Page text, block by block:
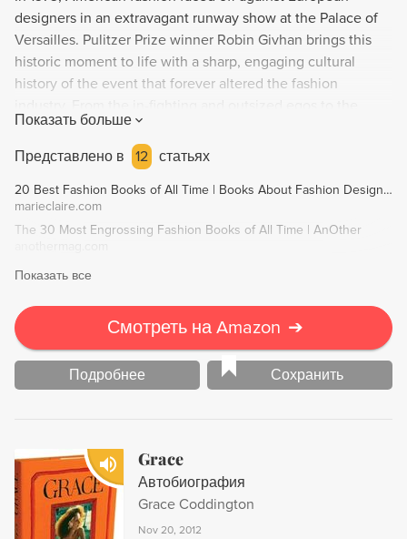
designers in an extravagant runway show at the Palace of
Versailles. Pulitzer Prize winner Robin Givhan brings this
historic moment to life with a sharp, engaging cultural
history of the event that forever altered the fashion
groundbreaking move to feature African American models,
The Battle of Versailles offers a captivating look at a turning
point in fashion history.
Показать больше
Представлено в
12 статьях
20 Best Fashion Books of All Time | Books About Fashion Designers
marieclaire.com
The 30 Most Engrossing Fashion Books of All Time | AnOther
Показать все
Смотреть на Amazon ➔
Подробнее Сохранить
Grace
Автобиография
Grace Coddington
Nov 20, 2012